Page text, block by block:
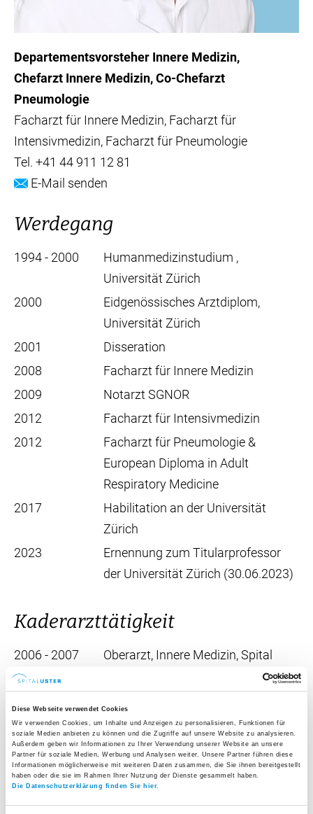
Diese Webseite verwendet Cookies
Wir verwenden Cookies, um Inhalte und Anzeigen zu personalisieren, Funktionen für
soziale Medien anbieten zu können und die Zugriffe auf unsere Website zu analysieren.
Außerdem geben wir Informationen zu Ihrer Verwendung unserer Website an unsere
Partner für soziale Medien, Werbung und Analysen weiter. Unsere Partner führen diese
Informationen möglicherweise mit weiteren Daten zusammen, die Sie ihnen bereitgestellt
haben oder die sie im Rahmen Ihrer Nutzung der Dienste gesammelt haben.
Die Datenschutzerklärung finden Sie hier.
Departementsvorsteher Innere Medizin
Chefarzt Innere Medizin, Co-Chefarzt
Pneumologie
Facharzt für Innere Medizin, Facharzt für
Intensivmedizin, Facharzt für Pneumologie
Tel. +41 44 911 12 81
E-Mail senden
Werdegang
1994 - 2000
Humanmedizinstudium ,
Universität Zürich
2000
Eidgenössisches Arztdiplom,
Universität Zürich
2001
Disseration
2008
Facharzt für Innere Medizin
2009
Notarzt SGNOR
2012
Facharzt für Intensivmedizin
2012
Facharzt für Pneumologie &
European Diploma in Adult
Respiratory Medicine
2017
Habilitation an der Universität
Zürich
2023
Ernennung zum Titularprofessor
der Universität Zürich (30.06.2023)
Kaderarzttätigkeit
2006 - 2007
Oberarzt, Innere Medizin, Spital
Universitätsspital Zürich
2013 - 2016
Oberarzt, Pneumologie,
Universitätsspital Zürich
2013 - 2014
Gastarzt, Interventionelle
Pneumologie, Ruhrlandklinik, Essen,